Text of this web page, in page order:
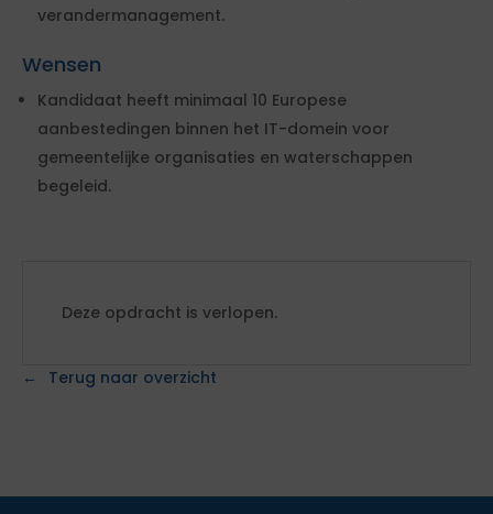
verandermanagement.
Wensen
Kandidaat heeft minimaal 10 Europese
aanbestedingen binnen het IT-domein voor
gemeentelijke organisaties en waterschappen
begeleid.
Deze opdracht is verlopen.
Terug naar overzicht